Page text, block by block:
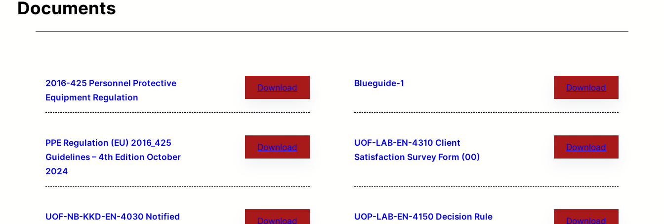
Documents
2016-425 Personnel Protective
Equipment Regulation
Download Blueguide-1 Download
PPE Regulation (EU) 2016_425
Guidelines – 4th Edition October
2024
Download
UOF-LAB-EN-4310 Client
Satisfaction Survey Form (00)
Download
UOF-NB-KKD-EN-4030 Notified
Download
UOP-LAB-EN-4150 Decision Rule
Download